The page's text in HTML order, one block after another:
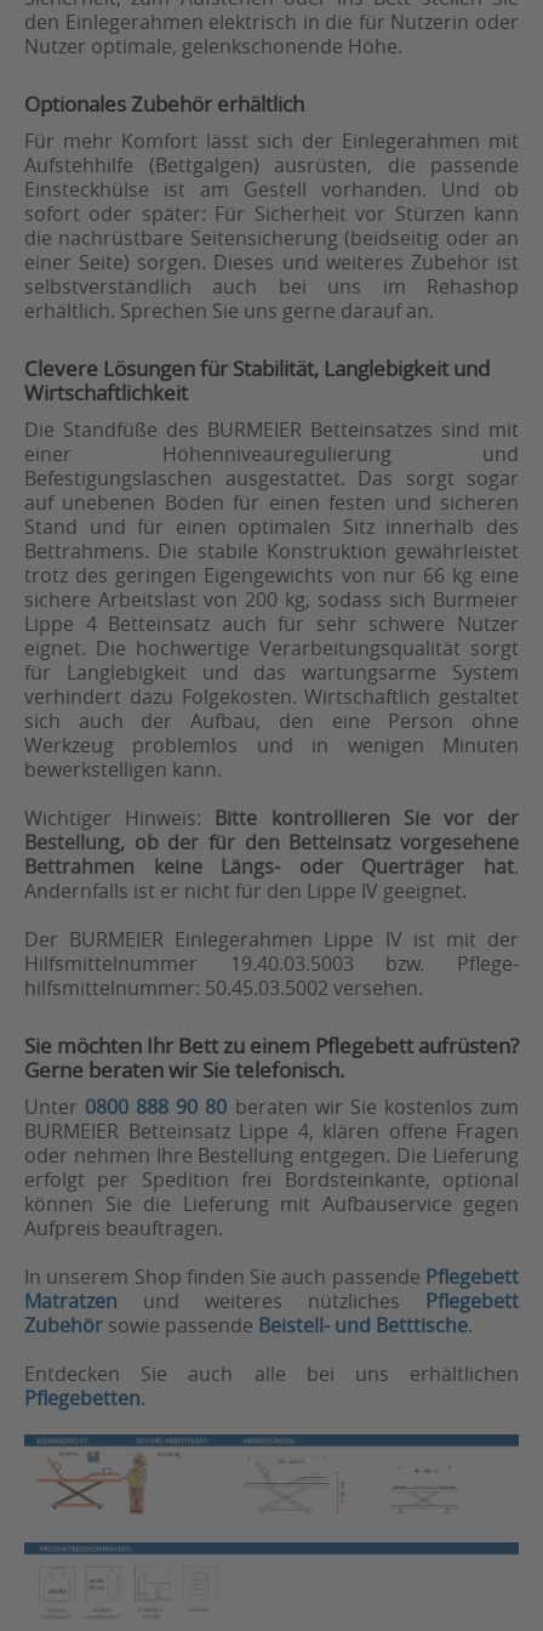
den Einlegerahmen elektrisch in die für Nutzerin oder
Nutzer optimale, gelenkschonende Höhe.
Optionales Zubehör erhältlich
Für mehr Komfort lässt sich der Einlegerahmen mit
Aufstehhilfe (Bettgalgen) ausrüsten, die passende
Einsteckhülse ist am Gestell vorhanden. Und ob
sofort oder später: Für Sicherheit vor Stürzen kann
die nachrüstbare Seitensicherung (beidseitig oder an
einer Seite) sorgen. Dieses und weiteres Zubehör ist
selbstverständlich auch bei uns im Rehashop
erhältlich. Sprechen Sie uns gerne darauf an.
Clevere Lösungen für Stabilität, Langlebigkeit und
Wirtschaftlichkeit
Die Standfüße des BURMEIER Betteinsatzes sind mit
einer Höhenniveauregulierung und
Befestigungslaschen ausgestattet. Das sorgt sogar
auf unebenen Böden für einen festen und sicheren
Stand und für einen optimalen Sitz innerhalb des
Bettrahmens. Die stabile Konstruktion gewährleistet
trotz des geringen Eigengewichts von nur 66 kg eine
sichere Arbeitslast von 200 kg, sodass sich Burmeier
Lippe 4 Betteinsatz auch für sehr schwere Nutzer
eignet. Die hochwertige Verarbeitungsqualität sorgt
für Langlebigkeit und das wartungsarme System
verhindert dazu Folgekosten. Wirtschaftlich gestaltet
sich auch der Aufbau, den eine Person ohne
Werkzeug problemlos und in wenigen Minuten
bewerkstelligen kann.
Wichtiger Hinweis: Bitte kontrollieren Sie vor der
Bestellung, ob der für den Betteinsatz vorgesehene
Bettrahmen keine Längs- oder Querträger hat.
Andernfalls ist er nicht für den Lippe IV geeignet.
Der BURMEIER Einlegerahmen Lippe IV ist mit der
Hilfsmittelnummer 19.40.03.5003 bzw. Pflege-
hilfsmittelnummer: 50.45.03.5002 versehen.
Sie möchten Ihr Bett zu einem Pflegebett aufrüsten?
Gerne beraten wir Sie telefonisch.
Unter 0800 888 90 80 beraten wir Sie kostenlos zum
BURMEIER Betteinsatz Lippe 4, klären offene Fragen
oder nehmen Ihre Bestellung entgegen. Die Lieferung
erfolgt per Spedition frei Bordsteinkante, optional
können Sie die Lieferung mit Aufbauservice gegen
Aufpreis beauftragen.
In unserem Shop finden Sie auch passende Pflegebett
Matratzen und weiteres nützliches Pflegebett
Zubehör sowie passende Beistell- und Betttische.
Entdecken Sie auch alle bei uns erhältlichen
Pflegebetten.